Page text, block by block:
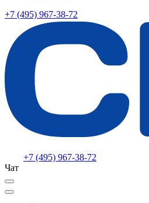
+7 (495) 967-38-72
+7 (495) 967-38-72
Чат